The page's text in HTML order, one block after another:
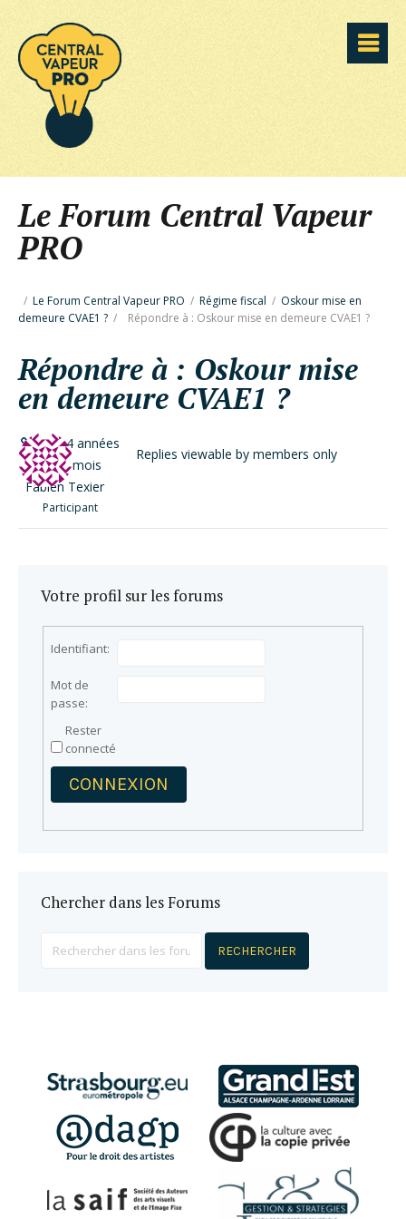
Le Forum Central Vapeur
PRO
/ Le Forum Central Vapeur PRO / Régime fiscal / Oskour mise en
demeure CVAE1 ? / Répondre à : Oskour mise en demeure CVAE1 ?
Répondre à : Oskour mise
en demeure CVAE1 ?
il y a 4 années
et 10 mois
Fabien Texier
Participant
Replies viewable by members only
Votre profil sur les forums
Identifiant:
Mot de
passe:
Rester
connecté
CONNEXION
Chercher dans les Forums